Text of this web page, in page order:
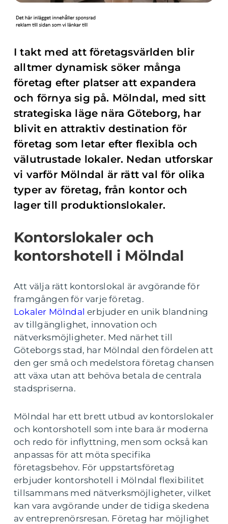
I takt med att företagsvärlden blir
alltmer dynamisk söker många
företag efter platser att expandera
och förnya sig på. Mölndal, med sitt
strategiska läge nära Göteborg, har
blivit en attraktiv destination för
företag som letar efter flexibla och
välutrustade lokaler. Nedan utforskar
vi varför Mölndal är rätt val för olika
typer av företag, från kontor och
lager till produktionslokaler.
Kontorslokaler och
kontorshotell i Mölndal
Att välja rätt kontorslokal är avgörande för
framgången för varje företag.
Lokaler Mölndal erbjuder en unik blandning
av tillgänglighet, innovation och
nätverksmöjligheter. Med närhet till
Göteborgs stad, har Mölndal den fördelen att
den ger små och medelstora företag chansen
att växa utan att behöva betala de centrala
stadspriserna.
Mölndal har ett brett utbud av kontorslokaler
och kontorshotell som inte bara är moderna
och redo för inflyttning, men som också kan
anpassas för att möta specifika
företagsbehov. För uppstartsföretag
erbjuder kontorshotell i Mölndal flexibilitet
tillsammans med nätverksmöjligheter, vilket
kan vara avgörande under de tidiga skedena
av entreprenörsresan. Företag har möjlighet